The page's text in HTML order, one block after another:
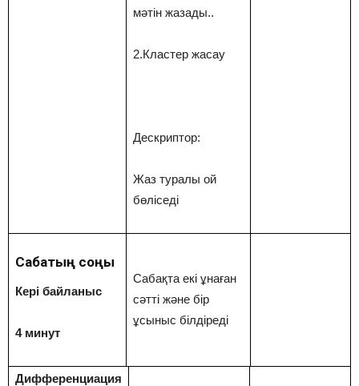
мәтін жазады..
2.Кластер жасау
Дескриптор:
Жаз туралы ой
бөліседі
Сабақтың соңы
Кері байланыс
4 минут
Сабақта екі ұнаған
сәтті және бір
ұсыныс білдіреді
Дифференциация